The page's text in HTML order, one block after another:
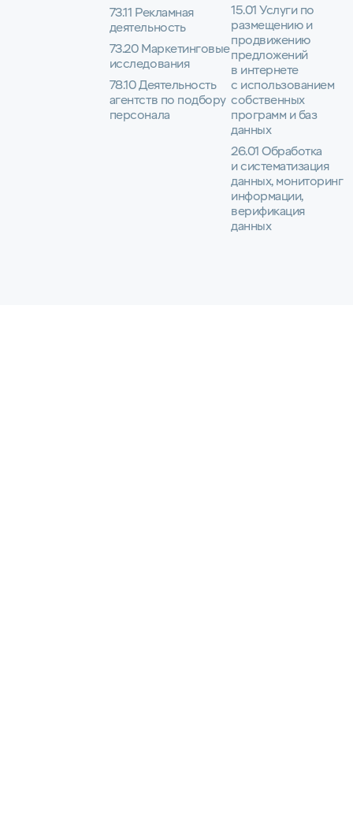
73.11 Рекламная
деятельность
73.20 Маркетинговые
исследования
78.10 Деятельность
агентств по подбору
персонала
15.01 Услуги по
размещению и
продвижению
предложений
в интернете
с использованием
собственных
программ и баз
данных
26.01 Обработка
и систематизация
данных, мониторинг
информации,
верификация
данных